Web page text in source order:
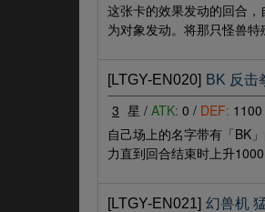
这张卡的效果发动的回合
为对象发动。将那只怪兽特
[LTGY-EN020] BK 反击
3 星 / ATK: 0 / DEF:
自己场上的名字带有「BK
力直到回合结束时上升
[LTGY-EN021] 幻兽机